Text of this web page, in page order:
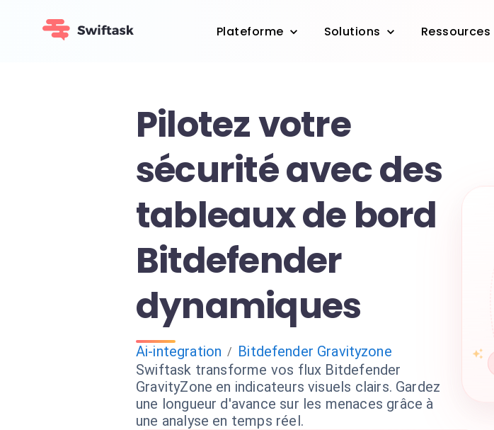
Plateforme Solutions Ressources
Pilotez votre
sécurité avec des
tableaux de bord
Bitdefender
dynamiques
Ai-integration / Bitdefender Gravityzone
Swiftask transforme vos flux Bitdefender
GravityZone en indicateurs visuels clairs. Gardez
une longueur d'avance sur les menaces grâce à
une analyse en temps réel.